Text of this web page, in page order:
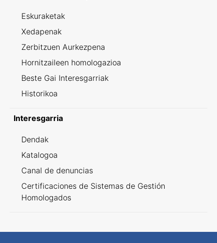
Eskuraketak
Xedapenak
Zerbitzuen Aurkezpena
Hornitzaileen homologazioa
Beste Gai Interesgarriak
Historikoa
Interesgarria
Dendak
Katalogoa
Canal de denuncias
Certificaciones de Sistemas de Gestión
Homologados